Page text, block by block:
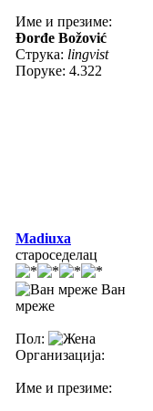
Име и презиме:
Đorđe Božović
Струка: lingvist
Поруке: 4.322
Madiuxa
староседелац
Ван
мреже
Пол:
Организација:
Име и презиме: